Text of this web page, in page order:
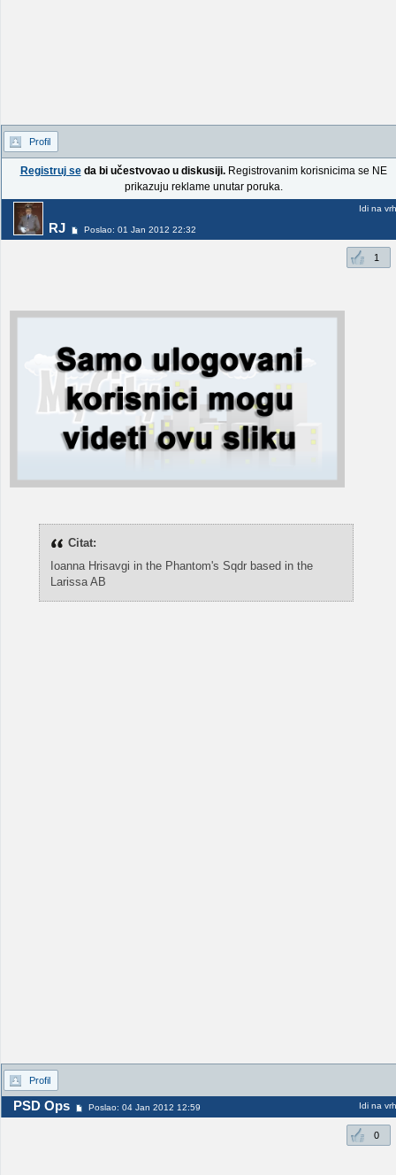
Profil
Registruj seda bi učestvovao u diskusiji.Registrovanim korisnicima se NE
prikazuju reklame unutar poruka.
RJ Poslao: 01 Jan 2012 22:32
Idi na vrh
1
Citat:
Ioanna Hrisavgi in the Phantom's Sqdr based in the
Larissa AB
Profil
PSD Ops Poslao: 04 Jan 2012 12:59 Idi na vrh
0